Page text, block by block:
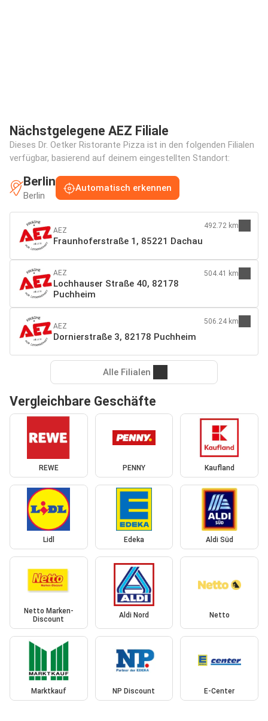
Nächstgelegene AEZ Filiale
Dieses Dr. Oetker Ristorante Pizza ist in den folgenden Filialen
verfügbar, basierend auf deinem eingestellten Standort:
Berlin
Berlin
Automatisch erkennen
AEZ
Fraunhoferstraße 1, 85221 Dachau
492.72 km
AEZ
Lochhauser Straße 40, 82178
Puchheim
504.41 km
AEZ
Dornierstraße 3, 82178 Puchheim
506.24 km
Alle Filialen
Vergleichbare Geschäfte
REWE PENNY Kaufland
Lidl Edeka Aldi Süd
Netto Marken-
Discount
Aldi Nord Netto
Marktkauf NP Discount E-Center